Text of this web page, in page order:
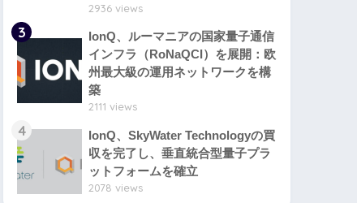
2936 views
3
IonQ、ルーマニアの国家量子通信
インフラ（RoNaQCI）を展開：欧
州最大級の運用ネットワークを構
築
2111 views
4
IonQ、SkyWater Technologyの買
収を完了し、垂直統合型量子プラ
ットフォームを確立
2078 views